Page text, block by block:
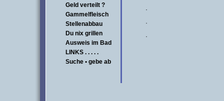
Geld verteilt ?
Gammelfleisch
Stellenabbau
Du nix grillen
Ausweis im Bad
LINKS . . . . .
Suche • gebe ab
·
·
·